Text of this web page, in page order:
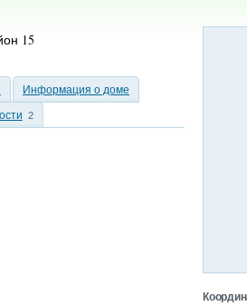
15
Информация о доме
2